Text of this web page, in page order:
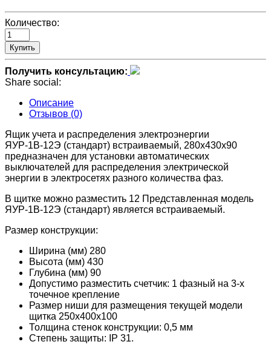
Количество:
Купить
Получить консультацию:
Share social:
Описание
Отзывов (0)
Ящик учета и распределения электроэнергии
ЯУР-1В-12Э (стандарт) встраиваемый, 280x430x90
предназначен для установки автоматических
выключателей для распределения электрической
энергии в электросетях разного количества фаз.
В щитке можно разместить 12 Представленная модель
ЯУР-1В-12Э (стандарт) является встраиваемый.
Размер конструкции:
Ширина (мм) 280
Высота (мм) 430
Глубина (мм) 90
Допустимо разместить счетчик: 1 фазный на 3-х
точечное крепление
Размер ниши для размещения текущей модели
щитка 250x400x100
Толщина стенок конструкции: 0,5 мм
Степень защиты: IP 31.